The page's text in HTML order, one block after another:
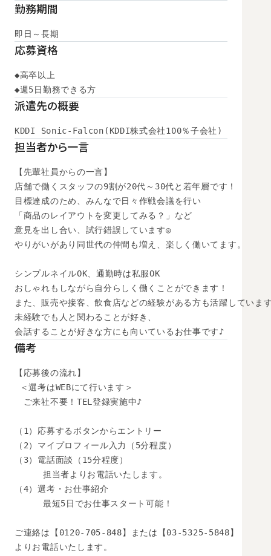
勤務期間
即日～長期
応募資格
◆高卒以上
◆週5日勤務できる方
派遣先の概要
KDDI Sonic-Falcon(KDDI株式会社100％子会社)
担当者から一言
【先輩社員からの一言】
店舗で働くスタッフの9割が20代～30代と若年層です！
目標達成のため、みんなで日々作戦会議を行い
「商品のレイアウトを変更してみる？」など
意見を出し合い、試行錯誤しています◎
やりがいがあり同世代の仲間も増え、楽しく働いてます。
シンプルネイルOK、通勤時は私服OK
おしゃれもしながら自分らしく働くことができます！
また、販売や接客、飲食店などの経験がある方も活躍していま
未経験でも人と関わることが好き、
会話することが好きな方にも向いているお仕事です♪
備考
【応募後の流れ】
＜選考はWEBにて行います＞
ご来社不要！TEL登録実施中♪
（1）応募するボタンからエントリー
（2）マイプロフィール入力（5分程度）
（3）電話面談（15分程度）
担当者よりお電話いたします。
（4）選考・お仕事紹介
最短5日でお仕事スタート可能！
ご連絡は【0120-705-848】または【03-5325-5848】
よりお電話いたします。